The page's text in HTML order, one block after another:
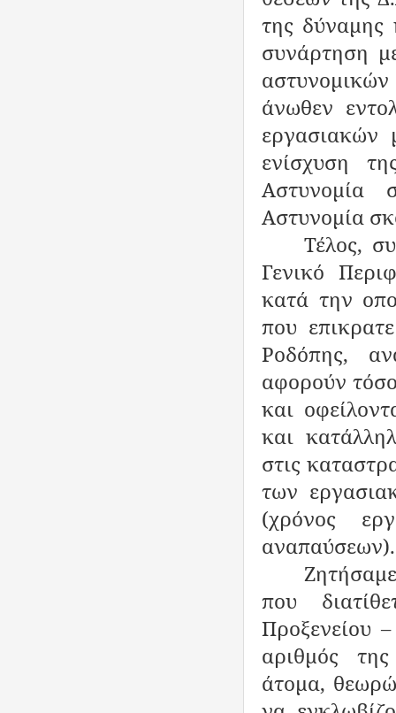
της δύναμης
συνάρτηση
άνωθεν
εργασιακών
ενίσχυση
Αστυνομία
Αστυνομία
Τέλος,
Γενικό
κατά την
που
Ροδόπης,
αφορούν
και
και
στις
των
(χρόνος
αναπαύσεων).
που
Προξενείου
αριθμός
άτομα,